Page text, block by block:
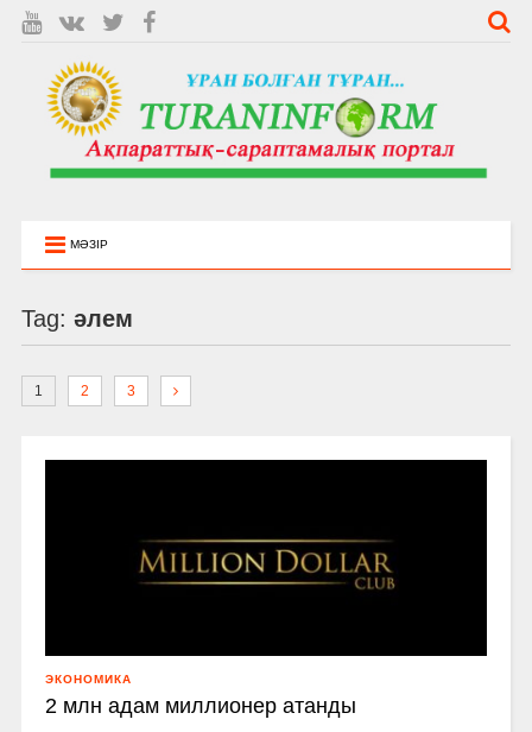
МӘЗІР
Tag: әлем
1 2 3
ЭКОНОМИКА
2 млн адам миллионер атанды